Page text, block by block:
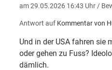
am 29.05.2026 16:43 Uhr /
Antwort auf Kommentar von
Und in der USA fahren sie
oder gehen zu Fuss?
dämlich.